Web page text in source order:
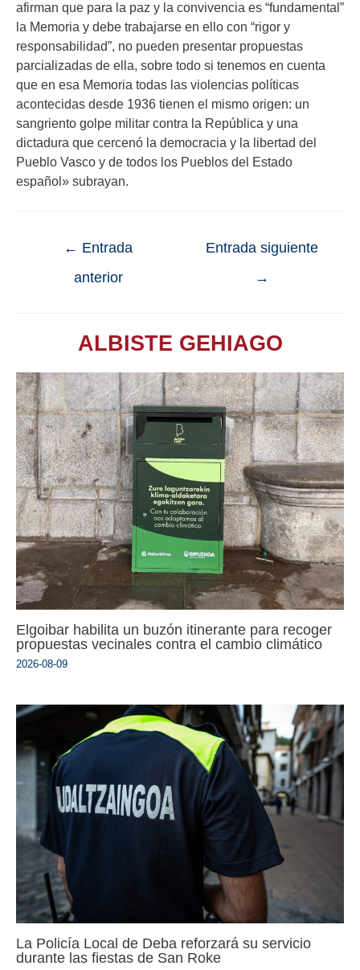
afirman que para la paz y la convivencia es “fundamental”
la Memoria y debe trabajarse en ello con “rigor y
responsabilidad”, no pueden presentar propuestas
parcializadas de ella, sobre todo si tenemos en cuenta
que en esa Memoria todas las violencias políticas
acontecidas desde 1936 tienen el mismo origen: un
sangriento golpe militar contra la República y una
dictadura que cercenó la democracia y la libertad del
Pueblo Vasco y de todos los Pueblos del Estado
español» subrayan.
← Entrada
anterior
Entrada siguiente
→
ALBISTE GEHIAGO
Elgoibar habilita un buzón itinerante para recoger
propuestas vecinales contra el cambio climático
2026-08-09
La Policía Local de Deba reforzará su servicio
durante las fiestas de San Roke